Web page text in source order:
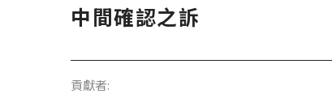
中間確認之訴
貢獻者: